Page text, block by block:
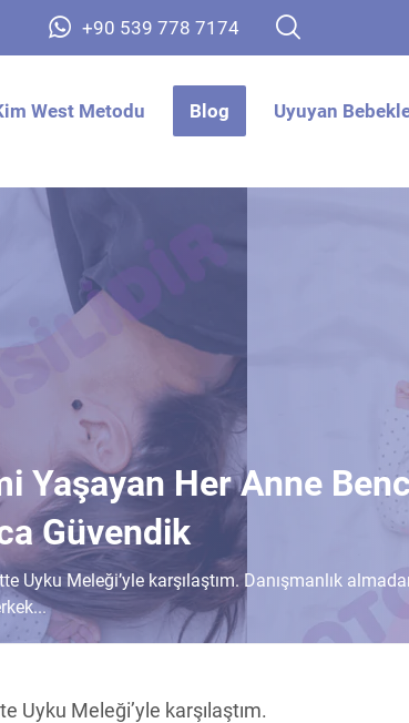
+90 539 778 7174
West Metodu Blog Uyuyan
Yaşayan Her Anne
Güvendik
Meleği’yle karşılaştım. Danışmanlık
Meleği’yle karşılaştım.